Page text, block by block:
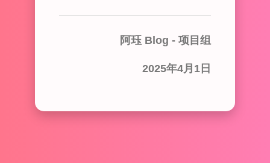
阿珏 Blog - 项目组
2025年4月1日